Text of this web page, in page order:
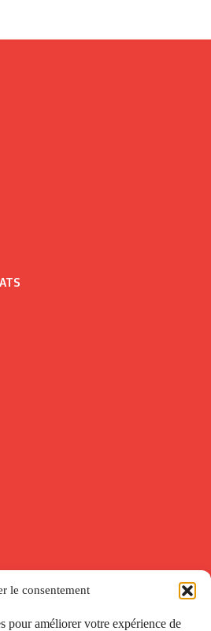
le consentement
pour améliorer votre expérience de
Courrier